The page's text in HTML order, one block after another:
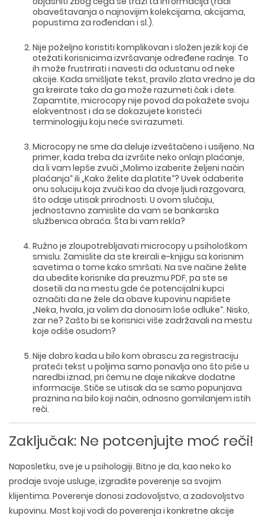
WEB DEVELOPMENT
WORDPRESS
ECOMMERCE
WEB I GRAFIČKI DIZAJN
UI/UX DIZAJN
LOGO I BRENDING
DIZAJN ETIKETA I AMBALAZE
ILUSTRACIJE
DIGITALNI MARKETING
SEO OPTIMIZACIJA
COPYWRITING
DRUŠTVENE MREŽE
obaveštavanja o najnovijim kolekcijama, akcijama,
popustima za rođendan i sl.).
Nije poželjno koristiti komplikovan i složen jezik koji će
otežati korisnicima izvršavanje određene radnje. To
ih može frustrirati i navesti da odustanu od neke
akcije. Kada smišljate tekst, pravilo zlata vredno je da
ga kreirate tako da ga može razumeti čak i dete.
Zapamtite, microcopy nije povod da pokažete svoju
elokventnost i da se dokazujete koristeći
terminologiju koju neće svi razumeti.
Microcopy ne sme da deluje izveštačeno i usiljeno. Na
primer, kada treba da izvršite neko onlajn plaćanje,
da li vam lepše zvuči „Molimo izaberite željeni način
plaćanja“ ili „Kako želite da platite“? Uvek odaberite
onu soluciju koja zvuči kao da dvoje ljudi razgovara,
što odaje utisak prirodnosti. U ovom slučaju,
jednostavno zamislite da vam se bankarska
službenica obraća. Šta bi vam rekla?
Ružno je zloupotrebljavati microcopy u psihološkom
smislu. Zamislite da ste kreirali e-knjigu sa korisnim
savetima o tome kako smršati. Na sve načine želite
da ubedite korisnike da preuzmu PDF, pa ste se
dosetili da na mestu gde će potencijalni kupci
označiti da ne žele da obave kupovinu napišete
„Neka, hvala, ja volim da donosim loše odluke“. Nisko,
zar ne? Zašto bi se korisnici više zadržavali na mestu
koje odiše osudom?
Nije dobro kada u bilo kom obrascu za registraciju
prateći tekst u poljima samo ponavlja ono što piše u
naredbi iznad, pri čemu ne daje nikakve dodatne
informacije. Stiče se utisak da se samo popunjava
praznina na bilo koji način, odnosno gomilanjem istih
reči.
Zaključak: Ne potcenjujte moć reči!
Naposletku, sve je u psihologiji. Bitno je da, kao neko ko
prodaje svoje usluge, izgradite poverenje sa svojim
klijentima. Poverenje donosi zadovoljstvo, a zadovoljstvo
kupovinu. Most koji vodi do poverenja i konkretne akcije